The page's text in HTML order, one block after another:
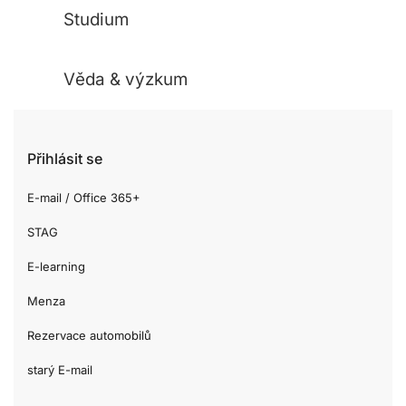
Studium
Věda & výzkum
Přihlásit se
E-mail / Office 365+
STAG
E-learning
Menza
Rezervace automobilů
starý E-mail